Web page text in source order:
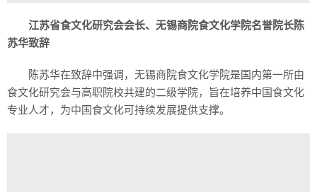
江苏省食文化研究会会长、无锡商院食文化学院名誉院长陈
苏华致辞
陈苏华在致辞中强调，无锡商院食文化学院是国内第一所由
食文化研究会与高职院校共建的二级学院，旨在培养中国食文化
专业人才，为中国食文化可持续发展提供支撑。